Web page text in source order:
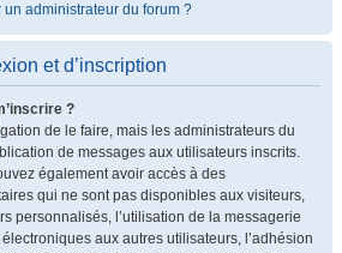
administrateur du forum ?
et d’inscription
?
de le faire, mais les administrateurs du
de messages aux utilisateurs inscrits.
également avoir accès à des
qui ne sont pas disponibles aux visiteurs,
personnalisés, l’utilisation de la messagerie
aux autres utilisateurs, l’adhésion